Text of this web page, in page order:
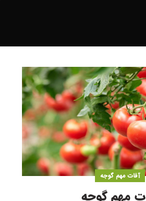
آفات مهم گوجه
مهم گوجه